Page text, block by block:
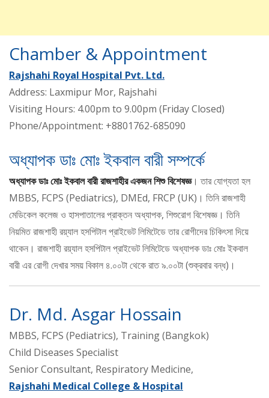
Chamber & Appointment
Rajshahi Royal Hospital Pvt. Ltd.
Address: Laxmipur Mor, Rajshahi
Visiting Hours: 4.00pm to 9.00pm (Friday Closed)
Phone/Appointment: +8801762-685090
অধ্যাপক ডাঃ মোঃ ইকবাল বারী সম্পর্কে
অধ্যাপক ডাঃ মোঃ ইকবাল বারী রাজশাহীর একজন শিশু বিশেষজ্ঞ। তার যোগ্যতা হল
MBBS, FCPS (Pediatrics), DMEd, FRCP (UK)। তিনি রাজশাহী
মেডিকেল কলেজ ও হাসপাতালের প্রাক্তন অধ্যাপক, শিশুরোগ বিশেষজ্ঞ। তিনি
নিয়মিত রাজশাহী রয়্যাল হসপিটাল প্রাইভেট লিমিটেডে তার রোগীদের চিকিৎসা দিয়ে
থাকেন। রাজশাহী রয়্যাল হসপিটাল প্রাইভেট লিমিটেডে অধ্যাপক ডাঃ মোঃ ইকবাল
বারী এর রোগী দেখার সময় বিকাল ৪.০০টা থেকে রাত ৯.০০টা (শুক্রবার বন্ধ)।
Dr. Md. Asgar Hossain
MBBS, FCPS (Pediatrics), Training (Bangkok)
Child Diseases Specialist
Senior Consultant, Respiratory Medicine,
Rajshahi Medical College & Hospital